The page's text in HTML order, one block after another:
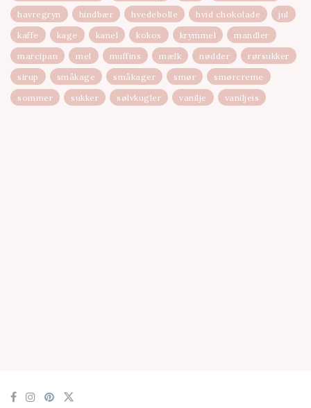
havregryn
hindbær hvedebolle hvid chokolade
jul
kaffe
kage kanel kokos krymmel
mandler
marcipan
mel muffins mælk nødder
rørsukker
sirup
småkage småkager smør
smørcreme
sommer
sukker sølvkugler vanilje vaniljeis